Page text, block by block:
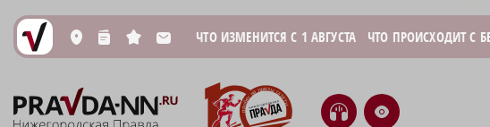
L n s M ЧТО ИЗМЕНИТСЯ С 1 АВГУСТА ЧТО ПРОИСХОДИТ С
H e